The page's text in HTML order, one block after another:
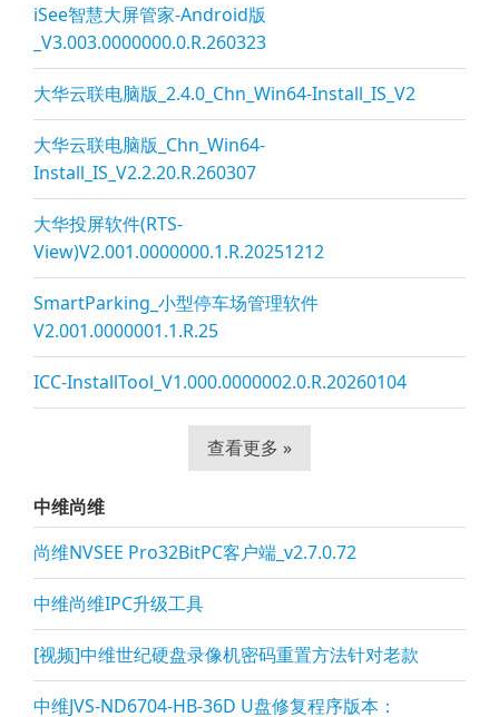
iSee智慧大屏管家-Android版
_V3.003.0000000.0.R.260323
大华云联电脑版_2.4.0_Chn_Win64-Install_IS_V2
大华云联电脑版_Chn_Win64-
Install_IS_V2.2.20.R.260307
大华投屏软件(RTS-
View)V2.001.0000000.1.R.20251212
SmartParking_小型停车场管理软件
V2.001.0000001.1.R.25
ICC-InstallTool_V1.000.0000002.0.R.20260104
查看更多 »
中维尚维
尚维NVSEE Pro32BitPC客户端_v2.7.0.72
中维尚维IPC升级工具
[视频]中维世纪硬盘录像机密码重置方法针对老款
中维JVS-ND6704-HB-36D U盘修复程序版本：